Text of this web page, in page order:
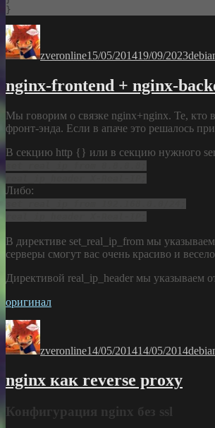
}
zveronline15/05/201419/09/2023
nginx-frontend + nginx-
Мы говорим о связке nginx+nginx. Те, кто
фронт-энда. Если в апаче это решалось
В секцию http {} или в секцию нужного
Либо:
В директиве set_real_ip_from мы
серверы смогут вас очень красиво и
Директивой real_ip_header мы указываем
оригинал
zveronline14/05/201414/05/2014
nginx как reverse proxy
Конфигурация nginx без ssl